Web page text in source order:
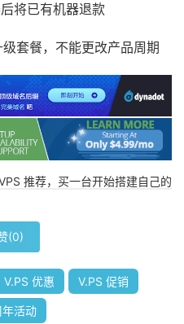
将已有机器退款
套餐，不能更改产品周期
推荐，买一台开始搭建自己的
(0)
V.PS 优惠 V.PS 促销
年活动